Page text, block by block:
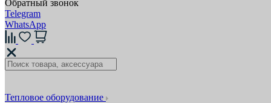
Обратный звонок
Telegram
WhatsApp
Тепловое оборудование